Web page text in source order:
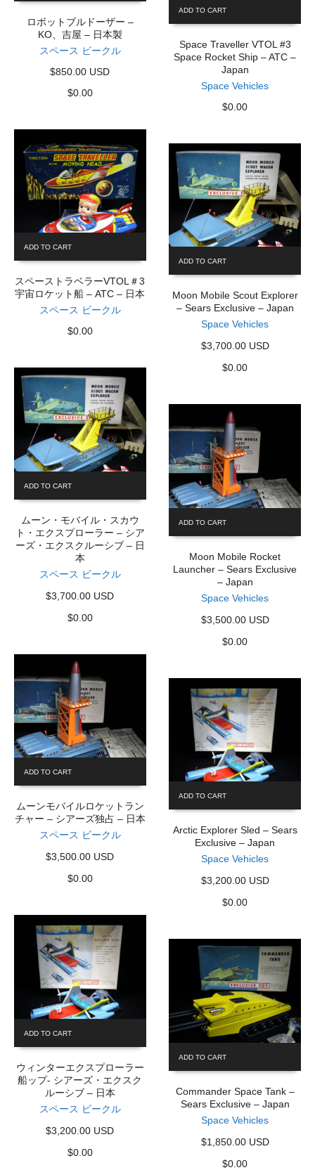
ロボットブルドーザー –
KO、吉屋 – 日本製
スペース ビークル
$850.00 USD
$0.00
ADD TO CART
Space Traveller VTOL #3
Space Rocket Ship – ATC –
Japan
Space Vehicles
$0.00
ADD TO CART
スペーストラベラーVTOL＃3
宇宙ロケット船 – ATC – 日本
スペース ビークル
$0.00
ADD TO CART
Moon Mobile Scout Explorer
– Sears Exclusive – Japan
Space Vehicles
$3,700.00 USD
$0.00
ADD TO CART
ムーン・モバイル・スカウ
ト・エクスプローラー – シア
ーズ・エクスクルーシブ – 日
本
スペース ビークル
$3,700.00 USD
$0.00
ADD TO CART
Moon Mobile Rocket
Launcher – Sears Exclusive
– Japan
Space Vehicles
$3,500.00 USD
$0.00
ADD TO CART
ムーンモバイルロケットラン
チャー – シアーズ独占 – 日本
スペース ビークル
$3,500.00 USD
$0.00
ADD TO CART
Arctic Explorer Sled – Sears
Exclusive – Japan
Space Vehicles
$3,200.00 USD
$0.00
ADD TO CART
ウィンターエクスプローラー
船ップ- シアーズ・エクスク
ルーシブ – 日本
スペース ビークル
$3,200.00 USD
$0.00
ADD TO CART
Commander Space Tank –
Sears Exclusive – Japan
Space Vehicles
$1,850.00 USD
$0.00